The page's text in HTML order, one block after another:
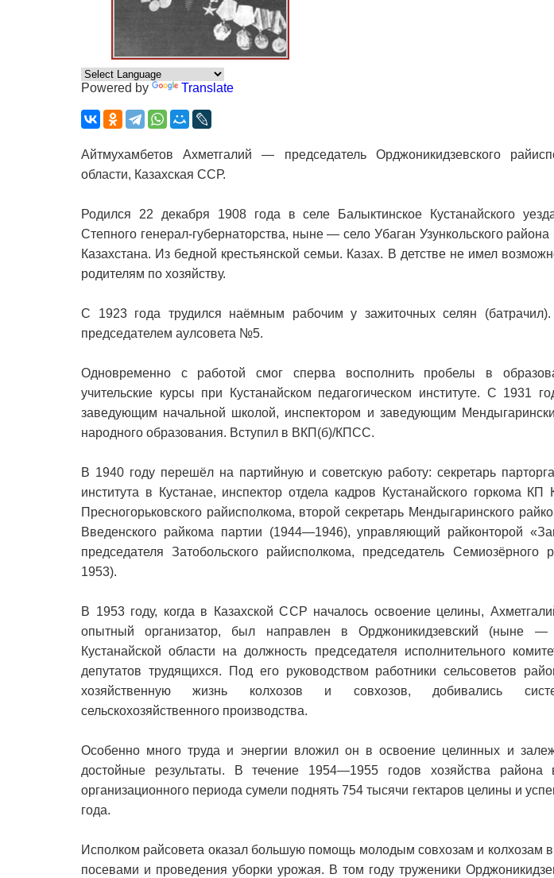
Powered by Translate
Айтмухамбетов Ахметгалий — председатель Орджоникидзевского
области, Казахская ССР.
Родился 22 декабря 1908 года в селе Балыктинское Кустанайского
Степного генерал-губернаторства, ныне — село Убаган Узункольского района
Казахстана. Из бедной крестьянской семьи. Казах. В детстве не имел
родителям по хозяйству.
С 1923 года трудился наёмным рабочим у зажиточных селян
председателем аулсовета №5.
Одновременно с работой смог сперва восполнить пробелы в
учительские курсы при Кустанайском педагогическом институте. С 1931
заведующим начальной школой, инспектором и заведующим
народного образования. Вступил в ВКП(б)/КПСС.
В 1940 году перешёл на партийную и советскую работу: секретарь
института в Кустанае, инспектор отдела кадров Кустанайского горкома КП
Пресногорьковского райисполкома, второй секретарь Мендыгаринского
Введенского райкома партии (1944—1946), управляющий райконторой
председателя Затобольского райисполкома, председатель Семиозёрного
1953).
В 1953 году, когда в Казахской ССР началось освоение целины,
опытный организатор, был направлен в Орджоникидзевский (ныне —
Кустанайской области на должность председателя исполнительного
депутатов трудящихся. Под его руководством работники сельсоветов
хозяйственную жизнь колхозов и совхозов, добивались
сельскохозяйственного производства.
Особенно много труда и энергии вложил он в освоение целинных и
достойные результаты. В течение 1954—1955 годов хозяйства
организационного периода сумели поднять 754 тысячи гектаров целины и
года.
Исполком райсовета оказал большую помощь молодым совхозам и колхозам в
посевами и проведения уборки урожая. В том году труженики